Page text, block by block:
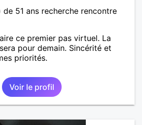
de 51 ans recherche rencontre
ce premier pas virtuel. La
pour demain. Sincérité et
priorités.
Voir le profil